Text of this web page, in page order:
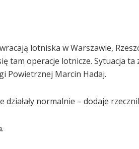
lotniska w Warszawie,
tam operacje lotnicze. Sytuacja ta
Powietrznej Marcin Hadaj.
normalnie – dodaje